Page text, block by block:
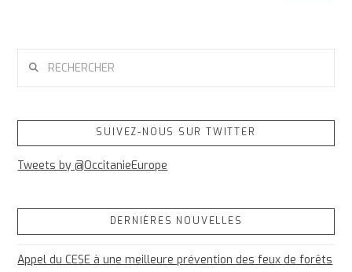
SUIVEZ-NOUS SUR TWITTER
Tweets by @OccitanieEurope
DERNIÈRES NOUVELLES
Appel du CESE à une meilleure prévention des feux de forêts